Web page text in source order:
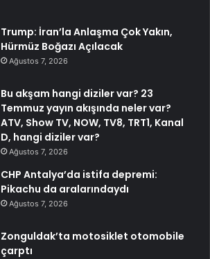
Trump: İran’la Anlaşma Çok Yakın,
Hürmüz Boğazı Açılacak
Ağustos 7, 2026
Bu akşam hangi diziler var? 23
Temmuz yayın akışında neler var?
ATV, Show TV, NOW, TV8, TRT1, Kanal
D, hangi diziler var?
Ağustos 7, 2026
CHP Antalya’da istifa depremi:
Pikachu da aralarındaydı
Ağustos 7, 2026
Zonguldak’ta motosiklet otomobile
çarptı